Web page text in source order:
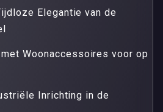
Elegantie van de
Woonaccessoires voor op
Inrichting in de